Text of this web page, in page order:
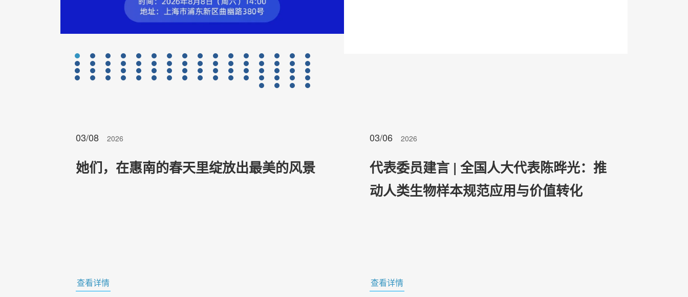
03/08 2026
她们，在惠南的春天里绽放出最美的风景
查看详情
03/06 2026
代表委员建言 | 全国人大代表陈晔光：推
动人类生物样本规范应用与价值转化
查看详情